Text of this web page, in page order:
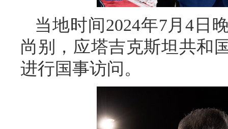
当地时间2024年7月4日
尚别，应塔吉克斯坦共和
进行国事访问。